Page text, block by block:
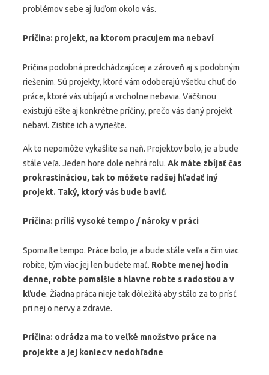
problémov sebe aj ľuďom okolo vás.
Príčina: projekt, na ktorom pracujem ma nebaví
Príčina podobná predchádzajúcej a zároveň aj s podobným
riešením. Sú projekty, ktoré vám odoberajú všetku chuť do
práce, ktoré vás ubíjajú a vrcholne nebavia. Väčšinou
existujú ešte aj konkrétne príčiny, prečo vás daný projekt
nebaví. Zistite ich a vyriešte.
Ak to nepomôže vykašlite sa naň. Projektov bolo, je a bude
stále veľa. Jeden hore dole nehrá rolu. Ak máte zbíjať čas
prokrastináciou, tak to môžete radšej hľadať iný
projekt. Taký, ktorý vás bude baviť.
Príčina: príliš vysoké tempo / nároky v práci
Spomaľte tempo. Práce bolo, je a bude stále veľa a čím viac
robíte, tým viac jej len budete mať. Robte menej hodín
denne, robte pomalšie a hlavne robte s radosťou a v
kľude. Žiadna práca nieje tak dôležitá aby stálo za to prísť
pri nej o nervy a zdravie.
Príčina: odrádza ma to veľké množstvo práce na
projekte a jej koniec v nedohľadne